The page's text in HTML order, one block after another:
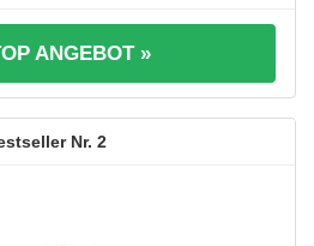
ANGEBOT »
2